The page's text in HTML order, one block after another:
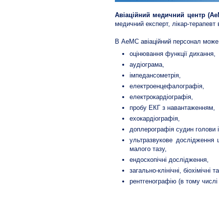
Авіаційний медичний центр
медичний експерт, лікар-терапевт
В АеМС авіаційний персонал може
оцінювання функції дихання,
аудіограма,
імпедансометрія,
електроенцефалографія,
електрокардіографія,
пробу ЕКГ з навантаженням,
ехокардіографія,
доплерографія судин голови і
ультразвукове дослідження
малого тазу,
ендоскопічні дослідження,
загально-клінічні, біохімічні
рентгенографію (в тому